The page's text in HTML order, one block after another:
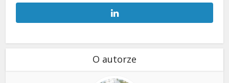
O autorze